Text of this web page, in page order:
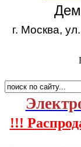
г. Москва,
!!!